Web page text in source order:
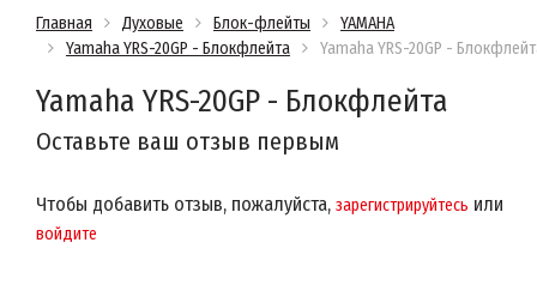
Главная Духовые Блок-флейты
YAMAHA
Yamaha YRS-20GP - Блокфлейта
Yamaha YRS-20GP -
Yamaha YRS-20GP - Блокфлейта
Оставьте ваш отзыв первым
Чтобы добавить отзыв, пожалуйста, зарегистрируйтесь или
войдите